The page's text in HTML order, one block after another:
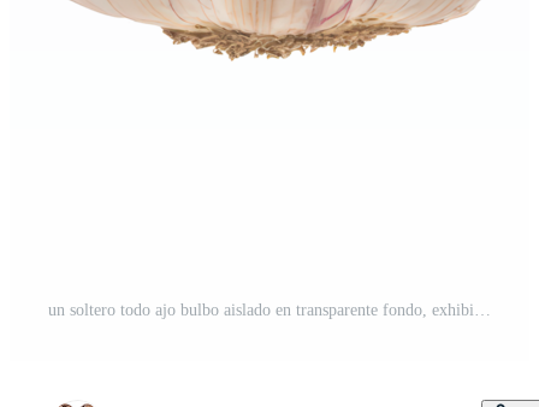
un soltero todo ajo bulbo aislado en transparente fondo, exhibiendo sus como el papel piel y bulboso forma PNG Gratis